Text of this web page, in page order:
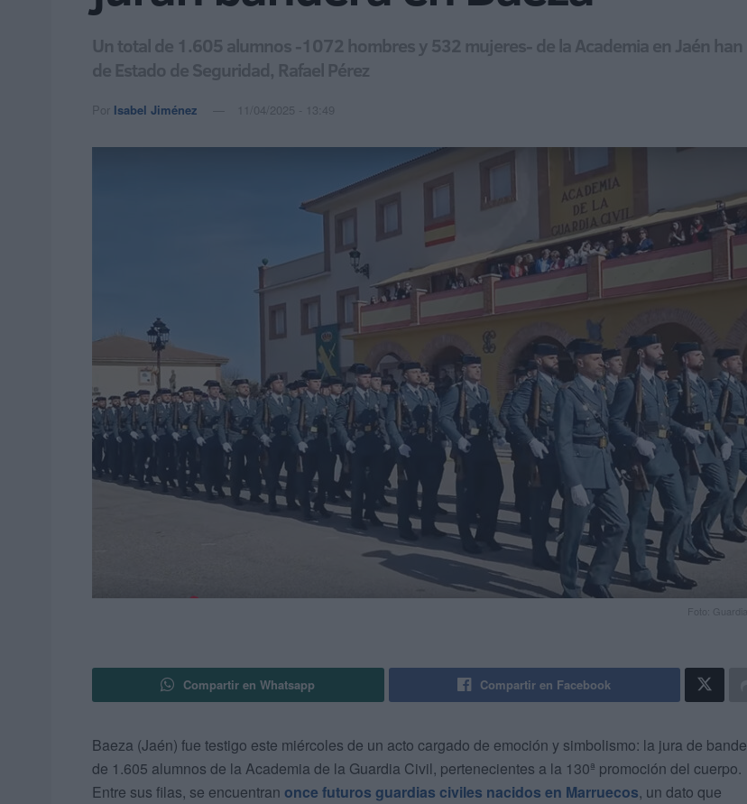
Un total de 1.605 alumnos -1072 hombres y 532 mujeres- de la Academia en Jaén
de Estado de Seguridad, Rafael Pérez
Por Isabel Jiménez 11/04/2025 - 13:49
Foto: Guardia
Compartir en Whatsapp Compartir en Facebook
Baeza (Jaén) fue testigo este miércoles de un acto cargado de emoción y simbolismo: la jura de
de 1.605 alumnos de la Academia de la Guardia Civil, pertenecientes a la 130ª promoción del cuerpo.
Entre sus filas, se encuentran once futuros guardias civiles nacidos en Marruecos, un dato que